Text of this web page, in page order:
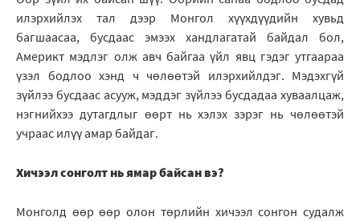
илэрхийлэх тал дээр Монгол хүүхдүүдийн хувьд
багшаасаа, бусдаас эмээх хандлагатай байдал бол,
Америкт мэдлэг олж авч байгаа үйл явц гэдэг утгаараа
үзэл бодлоо хэнд ч чөлөөтэй илэрхийлдэг. Мэдэхгүй
зүйлээ бусдаас асууж, мэддэг зүйлээ бусдадаа хуваалцаж,
нэгнийхээ дутагдлыг өөрт нь хэлэх зэрэг нь чөлөөтэй
учраас илүү амар байдаг.
Хичээл сонголт нь ямар байсан вэ?
Монголд өөр өөр олон төрлийн хичээл сонгон судалж